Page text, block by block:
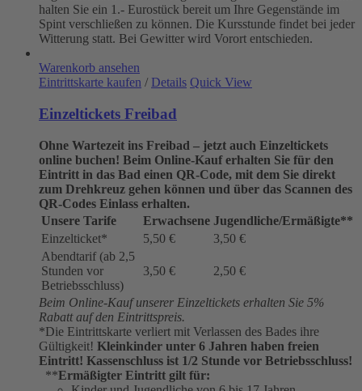
halten Sie ein 1.- Eurostück bereit um Ihre Gegenstände im
Spint verschließen zu können. Die Kursstunde findet bei jeder
Witterung statt. Bei Gewitter wird Vorort entschieden.
Warenkorb ansehen
Eintrittskarte kaufen / Details Quick View
Einzeltickets Freibad
Ohne Wartezeit ins Freibad – jetzt auch Einzeltickets
online buchen! Beim Online-Kauf erhalten Sie für den
Eintritt in das Bad einen QR-Code, mit dem Sie direkt
zum Drehkreuz gehen können und über das Scannen des
QR-Codes Einlass erhalten.
Unsere Tarife
Erwachsene Jugendliche/Ermäßigte**
Einzelticket*
5,50 €
3,50 €
Abendtarif (ab 2,5
Stunden vor
Betriebsschluss)
3,50 € 2,50 €
Beim Online-Kauf unserer Einzeltickets erhalten Sie 5%
Rabatt auf den Eintrittspreis.
*Die Eintrittskarte verliert mit Verlassen des Bades ihre
Gültigkeit! Kleinkinder unter 6 Jahren haben freien
Eintritt! Kassenschluss ist 1/2 Stunde vor Betriebsschluss!
**Ermäßigter Eintritt gilt für: